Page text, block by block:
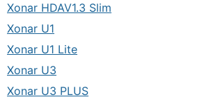
Xonar HDAV1.3 Slim
Xonar U1
Xonar U1 Lite
Xonar U3
Xonar U3 PLUS